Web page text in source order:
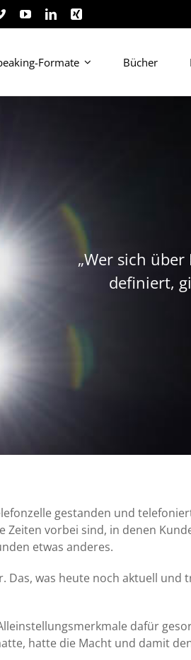
Formate Bücher
„Wer sich
definiert,
gestanden und
Zeiten vorbei sind, in denen
etwas anderes.
Das, was heute noch aktuell und
dafür
hatte die Macht und damit